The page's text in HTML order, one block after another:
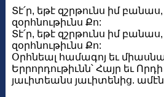
Տէ՛ր, եթէ զշրթունս իմ
զօրհնութիւնս Քո:
Տէ՛ր, եթէ զշրթունս իմ
զօրհնութիւնս Քո:
Օրհնեալ համագոյ եւ
Երրորդութիւնն՝ Հայր եւ
յաւիտեանս յաւիտենից.